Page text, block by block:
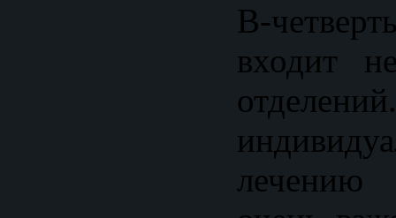
В-
входит
лечению